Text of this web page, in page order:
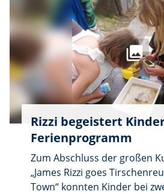
Tirschenreuth. Im Anschluss
eine nichtöffentliche Sitzung
Rizzi begeistert
Ferienprogramm
Zum Abschluss der großen
„James Rizzi goes
Town“ konnten Kinder bei